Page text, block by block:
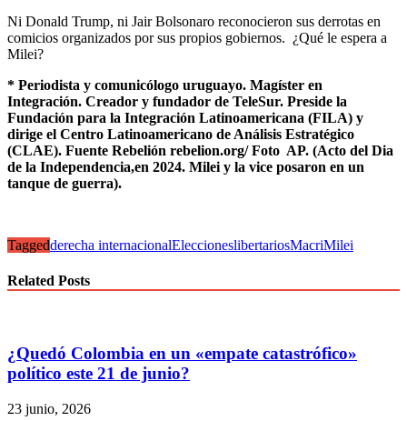
Ni Donald Trump, ni Jair Bolsonaro reconocieron sus derrotas en
comicios organizados por sus propios gobiernos. ¿Qué le espera a
Milei?
* Periodista y comunicólogo uruguayo. Magíster en
Integración. Creador y fundador de TeleSur. Preside la
Fundación para la Integración Latinoamericana (FILA) y
dirige el Centro Latinoamericano de Análisis Estratégico
(CLAE). Fuente Rebelión rebelion.org/ Foto AP. (Acto del Dia
de la Independencia,en 2024. Milei y la vice posaron en un
tanque de guerra).
Taggedderecha internacionalEleccioneslibertariosMacriMilei
Related Posts
¿Quedó Colombia en un «empate catastrófico»
político este 21 de junio?
23 junio, 2026